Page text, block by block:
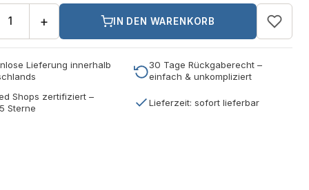
+ IN DEN WARENKORB
Lieferung innerhalb
30 Tage Rückgaberecht –
einfach & unkompliziert
Shops zertifiziert –
Sterne
Lieferzeit: sofort lieferbar